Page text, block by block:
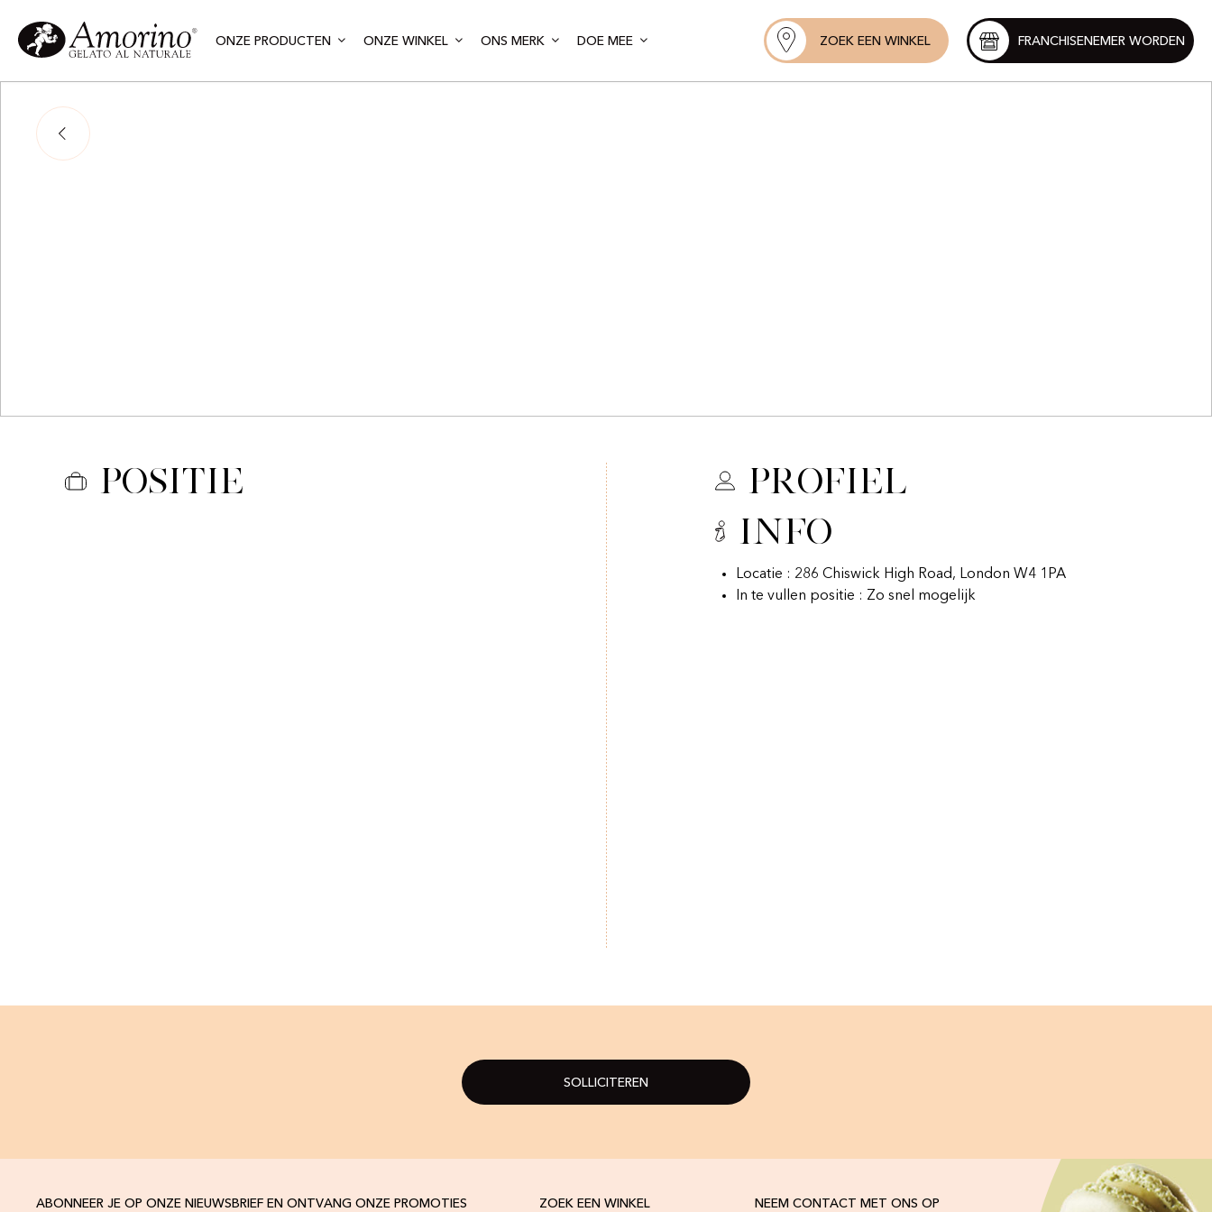
ONZE PRODUCTEN ONZE WINKEL ONS MERK DOE MEE ZOEK EEN WINKEL FRANCHISENEMER WORDEN
Positie
Profiel
Info
Locatie : 286 Chiswick High Road, London W4 1PA
In te vullen positie : Zo snel mogelijk
SOLLICITEREN
ABONNEER JE OP ONZE NIEUWSBRIEF EN ONTVANG ONZE PROMOTIES ZOEK EEN WINKEL NEEM CONTACT MET ONS OP